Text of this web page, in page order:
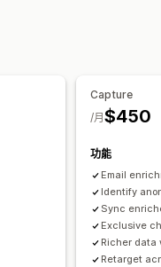
轉換追蹤Capture
$450
/月
功能
Email
Identify
Sync
Exclusive
Richer
Retarget